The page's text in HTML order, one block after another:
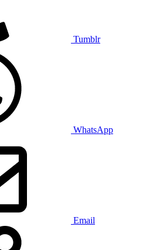
Tumblr
WhatsApp
Email